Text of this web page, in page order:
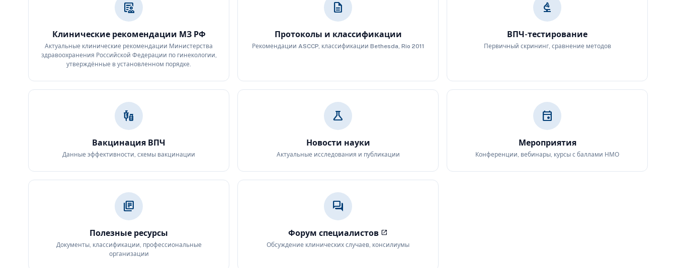
clinical_notes
Клинические рекомендации МЗ РФ
Актуальные клинические рекомендации Министерства
здравоохранения Российской Федерации по гинекологии,
утверждённые в установленном порядке.
description
Протоколы и классификации
Рекомендации ASCCP, классификации Bethesda, Rio 2011
biotech
ВПЧ-тестирование
Первичный скрининг, сравнение методов
vaccines
Вакцинация ВПЧ
Данные эффективности, схемы вакцинации
science
Новости науки
Актуальные исследования и публикации
event
Мероприятия
Конференции, вебинары, курсы с баллами НМО
library_books
Полезные ресурсы
Документы, классификации, профессиональные
организации
forum
Форум специалистов open_in_new
Обсуждение клинических случаев, консилиумы